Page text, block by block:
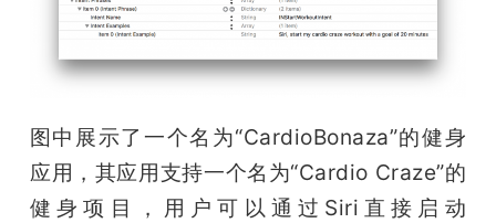
图中展示了一个名为“CardioBonaza”的健身
应用，其应用支持一个名为“Cardio Craze”的
健身项目，用户可以通过Siri直接启动